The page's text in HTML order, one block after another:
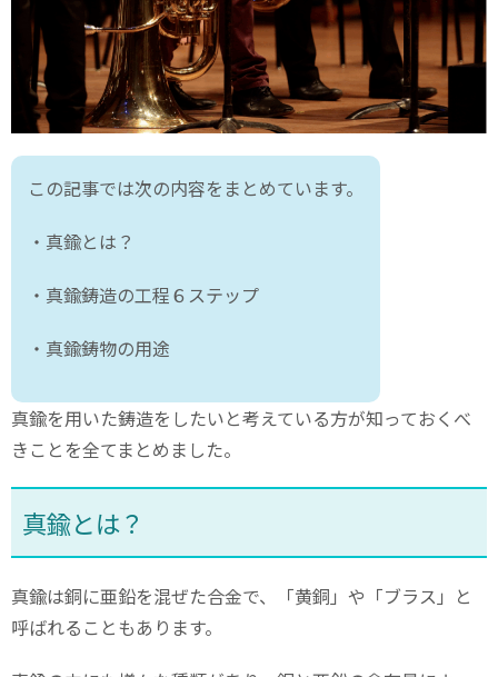
この記事では次の内容をまとめています。
・真鍮とは？
・真鍮鋳造の工程６ステップ
・真鍮鋳物の用途
真鍮を用いた鋳造をしたいと考えている方が知っておくべ
きことを全てまとめました。
真鍮とは？
真鍮は銅に亜鉛を混ぜた合金で、「黄銅」や「ブラス」と
呼ばれることもあります。